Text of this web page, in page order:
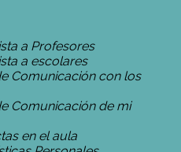
a Profesores
a escolares
Comunicación con los
Comunicación de mi
en el aula